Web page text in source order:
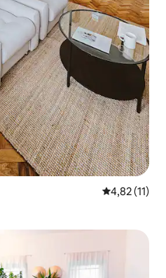
Gemiddelde
4,82 (11)